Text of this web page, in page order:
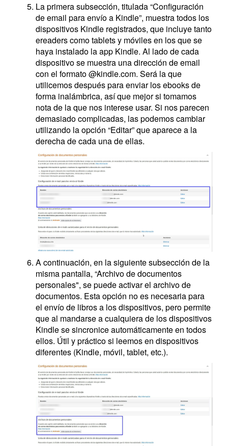
La primera subsección, titulada “Configuración
de email para envío a Kindle”, muestra todos los
dispositivos Kindle registrados, que incluye tanto
ereaders como tablets y móviles en los que se
haya instalado la app Kindle. Al lado de cada
dispositivo se muestra una dirección de email
con el formato @kindle.com. Será la que
utilicemos después para enviar los ebooks de
forma inalámbrica, así que mejor si tomamos
nota de la que nos interese usar. Si nos parecen
demasiado complicadas, las podemos cambiar
utilizando la opción “Editar” que aparece a la
derecha de cada una de ellas.
A continuación, en la siguiente subsección de la
misma pantalla, “Archivo de documentos
personales", se puede activar el archivo de
documentos. Esta opción no es necesaria para
el envío de libros a los dispositivos, pero permite
que al mandarse a cualquiera de los dispositivos
Kindle se sincronice automáticamente en todos
ellos. Útil y práctico si leemos en dispositivos
diferentes (Kindle, móvil, tablet, etc.).